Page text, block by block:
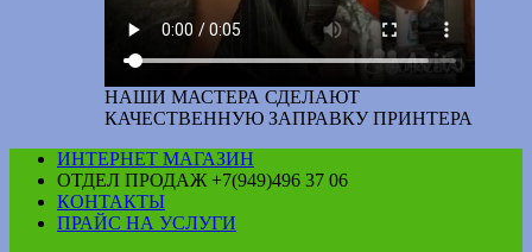
НАШИ МАСТЕРА СДЕЛАЮТ
КАЧЕСТВЕННУЮ ЗАПРАВКУ ПРИНТЕРА
ИНТЕРНЕТ МАГАЗИН
ОТДЕЛ ПРОДАЖ +7(949)496 37 06
КОНТАКТЫ
ПРАЙС НА УСЛУГИ